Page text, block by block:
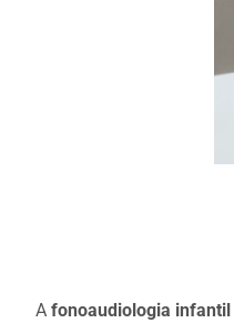
A fonoaudiologia infantil